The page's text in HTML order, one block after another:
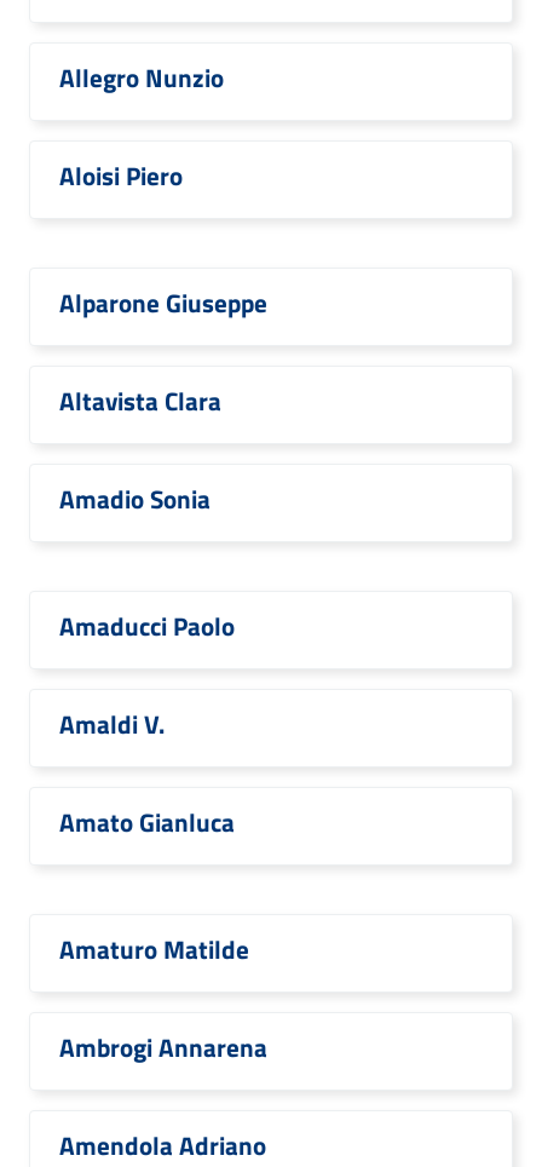
Allegro Nunzio
Aloisi Piero
Alparone Giuseppe
Altavista Clara
Amadio Sonia
Amaducci Paolo
Amaldi V.
Amato Gianluca
Amaturo Matilde
Ambrogi Annarena
Amendola Adriano